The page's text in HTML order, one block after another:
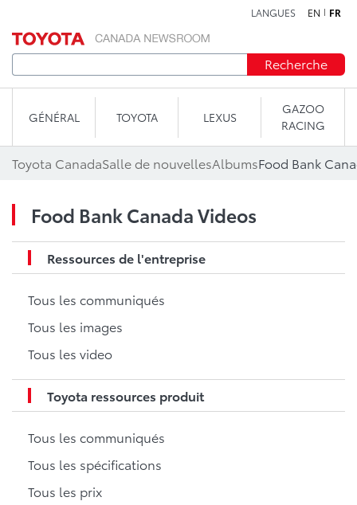
LANGUES EN FR
Recherche
GÉNÉRAL TOYOTA LEXUS
GAZOO
RACING
Toyota CanadaSalle de nouvellesAlbumsFood Bank
Food Bank Canada Videos
Ressources de l'entreprise
Tous les communiqués
Tous les images
Tous les video
Toyota ressources produit
Tous les communiqués
Tous les spécifications
Tous les prix